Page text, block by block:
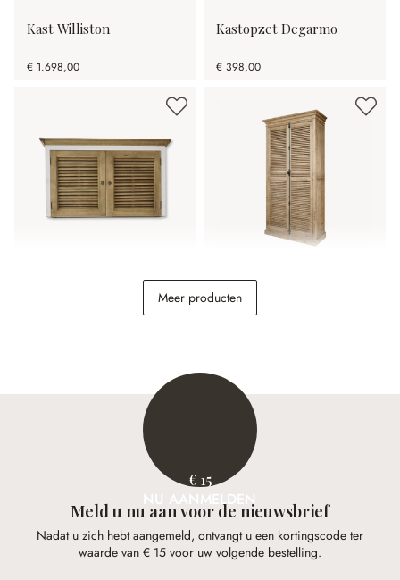
Kast Williston
€ 1.698,00
Kastopzet Degarmo
€ 398,00
Kast Farnham
Meer producten
€ 15
NU AANMELDEN
Meld u nu aan voor de nieuwsbrief
Nadat u zich hebt aangemeld, ontvangt u een kortingscode ter
waarde van € 15 voor uw volgende bestelling.